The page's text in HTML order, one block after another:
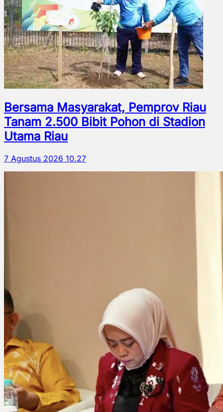
Bersama Masyarakat, Pemprov Riau
Tanam 2.500 Bibit Pohon di Stadion
Utama Riau
7 Agustus 2026 10.27